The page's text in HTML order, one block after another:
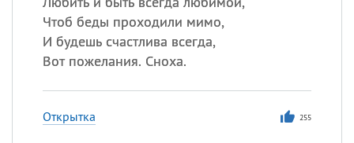
Чтоб беды проходили мимо,
И будешь счастлива всегда,
Вот пожелания. Сноха.
Открытка 255